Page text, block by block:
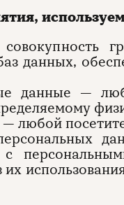
данных,
данные —
— любой
их